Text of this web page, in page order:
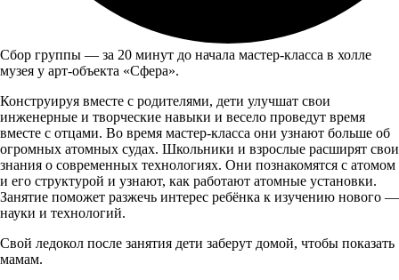
Сбор группы — за 20 минут до начала мастер-класса в холле
музея у арт-объекта «Сфера».
Конструируя вместе с родителями, дети улучшат свои
инженерные и творческие навыки и весело проведут время
вместе с отцами. Во время мастер-класса они узнают больше об
огромных атомных судах. Школьники и взрослые расширят свои
знания о современных технологиях. Они познакомятся с атомом
и его структурой и узнают, как работают атомные установки.
Занятие поможет разжечь интерес ребёнка к изучению нового —
науки и технологий.
Свой ледокол после занятия дети заберут домой, чтобы показать
мамам.